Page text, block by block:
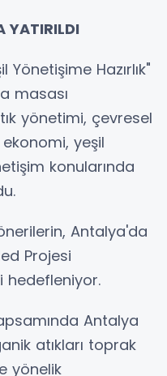
YATIRILDI
Yönetişime Hazırlık"
masası
yönetimi, çevresel
yeşil
konularında
Antalya'da
Projesi
hedefleniyor.
Antalya
atıkları toprak
yönelik